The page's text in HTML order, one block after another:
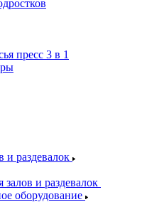
пресс 3 в 1
и раздевалок
и раздевалок
оборудование